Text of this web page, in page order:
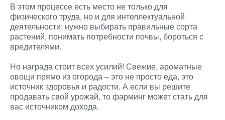
В этом процессе есть место не только для
физического труда, но и для интеллектуальной
деятельности: нужно выбирать правильные сорта
растений, понимать потребности почвы, бороться с
вредителями.
Но награда стоит всех усилий! Свежие, ароматные
овощи прямо из огорода – это не просто еда, это
источник здоровья и радости. А если вы решите
продавать свой урожай, то фарминг может стать для
вас источником дохода.